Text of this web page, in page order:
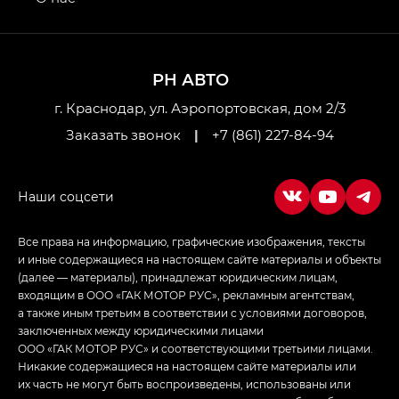
Джи Икс ПРЕМИУМ — GX PREMIUM, ЛАУНЖ —
LOUNGE
Empow — Эмпау (Empow) в комплектации
РН АВТО
г. Краснодар, ул. Аэропортовская, дом 2/3
Заказать звонок
| +7 (861) 227-84-94
Все права на информацию, графические изображения, тексты
и иные содержащиеся на настоящем сайте материалы и объекты
(далее — материалы), принадлежат юридическим лицам,
входящим в ООО «ГАК МОТОР РУС», рекламным агентствам,
а также иным третьим в соответствии с условиями договоров,
заключенных между юридическими лицами
ООО «ГАК МОТОР РУС» и соответствующими третьими лицами.
Никакие содержащиеся на настоящем сайте материалы или
их часть не могут быть воспроизведены, использованы или